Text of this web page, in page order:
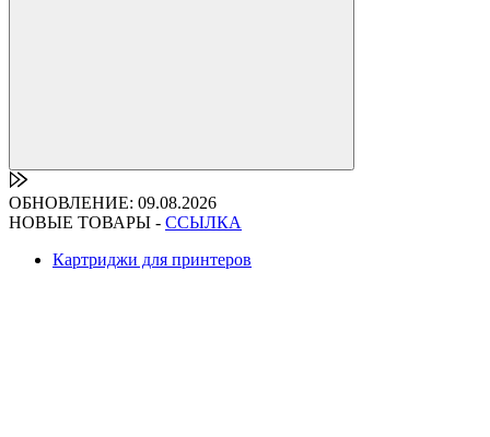
ОБНОВЛЕНИЕ: 09.08.2026
НОВЫЕ ТОВАРЫ - ССЫЛКА
Картриджи для принтеров